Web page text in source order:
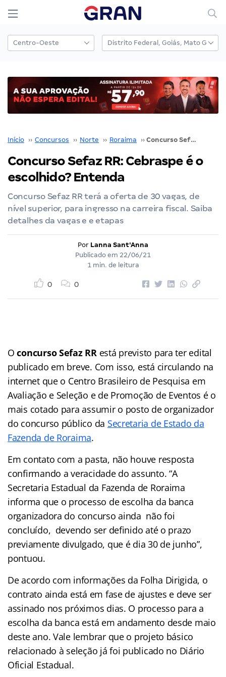
Início ›› Concursos ›› Norte ›› Roraima ›› Concurso Sefaz RR: Cebraspe é o escolhido? Entenda
Concurso Sefaz RR: Cebraspe é o
escolhido? Entenda
Concurso Sefaz RR terá a oferta de 30 vagas, de
nível superior, para ingresso na carreira fiscal. Saiba
detalhes da vagas e e etapas
Por Lanna Sant'Anna
Publicado em 22/06/21
1 min. de leitura
0 0
Oconcurso Sefaz RRestá previsto para ter edital
publicado em breve. Com isso, está circulando na
internet que o Centro Brasileiro de Pesquisa em
Avaliação e Seleção e de Promoção de Eventos é o
mais cotado para assumir o posto de organizador
do concurso público da Secretaria de Estado da
Fazenda de Roraima.
Em contato com a pasta, não houve resposta
confirmando a veracidade do assunto. “A
Secretaria Estadual da Fazenda de Roraima
informa que o processo de escolha da banca
organizadora do concurso ainda não foi
concluído, devendo ser definido até o prazo
previamente divulgado, que é dia 30 de junho”,
pontuou.
De acordo com informações da Folha Dirigida, o
contrato ainda está em fase de ajustes e deve ser
assinado nos próximos dias. O processo para a
escolha da banca está em andamento desde maio
deste ano. Vale lembrar que o projeto básico
relacionado à seleção já foi publicado no Diário
Oficial Estadual.